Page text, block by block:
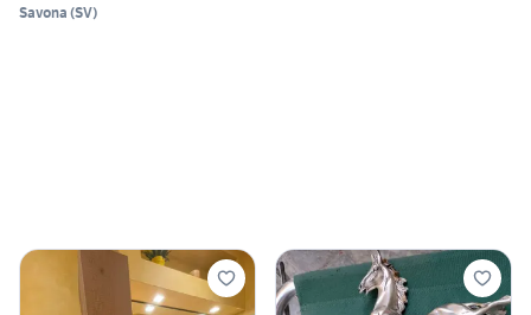
Savona (SV)